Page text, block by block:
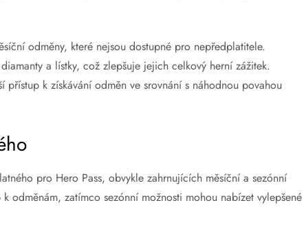
odměny, které nejsou dostupné pro nepředplatitele.
a lístky, což zlepšuje jejich celkový herní zážitek.
k získávání odměn ve srovnání s náhodnou povahou
pro Hero Pass, obvykle zahrnujících měsíční a sezónní
odměnám, zatímco sezónní možnosti mohou nabízet vylepšené